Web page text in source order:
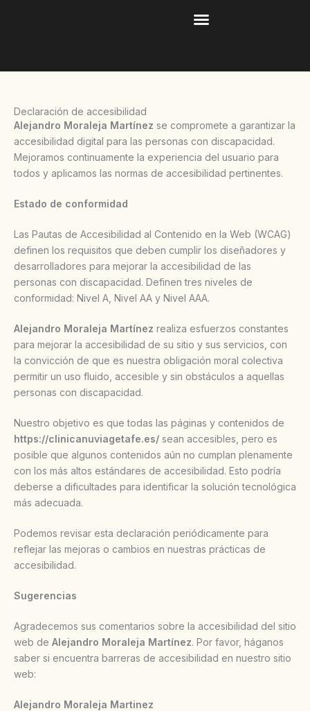
Declaración de accesibilidad
Alejandro Moraleja Martínez se compromete a garantizar la
accesibilidad digital para las personas con discapacidad.
Mejoramos continuamente la experiencia del usuario para
todos y aplicamos las normas de accesibilidad pertinentes.
Estado de conformidad
Las Pautas de Accesibilidad al Contenido en la Web (WCAG)
definen los requisitos que deben cumplir los diseñadores y
desarrolladores para mejorar la accesibilidad de las
personas con discapacidad. Definen tres niveles de
conformidad: Nivel A, Nivel AA y Nivel AAA.
Alejandro Moraleja Martínez realiza esfuerzos constantes
para mejorar la accesibilidad de su sitio y sus servicios, con
la convicción de que es nuestra obligación moral colectiva
permitir un uso fluido, accesible y sin obstáculos a aquellas
personas con discapacidad.
Nuestro objetivo es que todas las páginas y contenidos de
https://clinicanuviagetafe.es/ sean accesibles, pero es
posible que algunos contenidos aún no cumplan plenamente
con los más altos estándares de accesibilidad. Esto podría
deberse a dificultades para identificar la solución tecnológica
más adecuada.
Podemos revisar esta declaración periódicamente para
reflejar las mejoras o cambios en nuestras prácticas de
accesibilidad.
Sugerencias
Agradecemos sus comentarios sobre la accesibilidad del sitio
web de Alejandro Moraleja Martínez. Por favor, háganos
saber si encuentra barreras de accesibilidad en nuestro sitio
web:
Alejandro Moraleja Martinez